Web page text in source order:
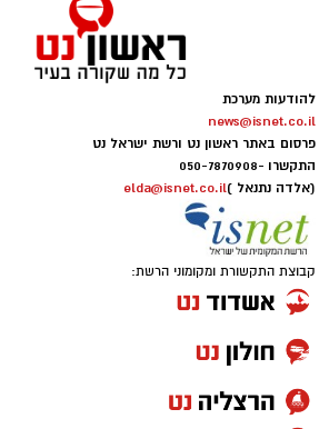
להודעות מערכת
news@isnet.co.il
פרסום באתר ראשון נט ורשת ישראל נט
התקשרו -050-7870908
(אלדה נתנאל )elda@isnet.co.il
קבוצת התקשורת ומקומוני הרשת: